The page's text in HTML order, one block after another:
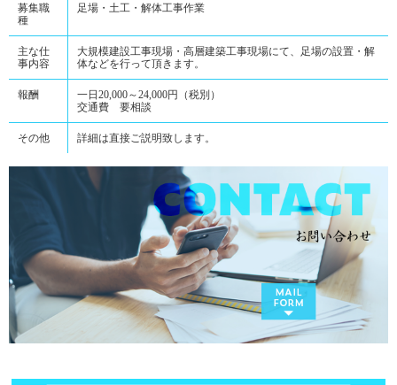
募集職
種
足場・土工・解体工事作業
主な仕
事内容
大規模建設工事現場・高層建築工事現場にて、足場の設置・解
体などを行って頂きます。
報酬
一日20,000～24,000円（税別）
交通費 要相談
その他 詳細は直接ご説明致します。